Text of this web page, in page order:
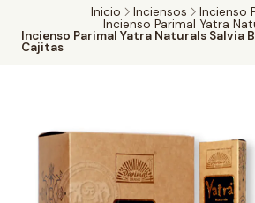
Inicio Inciensos
Incienso
Incienso Parimal Yatra
Incienso Parimal Yatra Naturals Salvia
Cajitas